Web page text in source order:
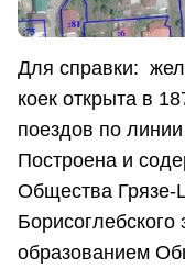
Для справки:
коек открыта в
поездов по
Построена и
Общества Грязе-
Борисоглебского
образованием